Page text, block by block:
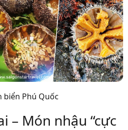
biển Phú Quốc
– Món nhậu “cực